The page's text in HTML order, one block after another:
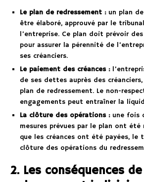
Le plan de redressement :un plan
être élaboré, approuvé par le
l’entreprise. Ce plan doit prévoir
pour assurer la pérennité de
ses créanciers.
Le paiement des créances :
de ses dettes auprès des
plan de redressement. Le non-
engagements peut entraîner la
La clôture des opérations :une fois
mesures prévues par le plan ont
que les créances ont été payées, le
clôture des opérations du
2. Les conséquences